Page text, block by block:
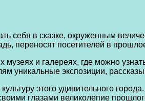
себя в сказке, окруженным
переносят посетителей в
и галереях, где можно
уникальные экспозиции,
этого удивительного
глазами великолепие